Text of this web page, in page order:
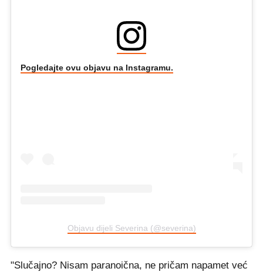
Pogledajte ovu objavu na Instagramu.
Objavu dijeli Severina (@severina)
"Slučajno? Nisam paranoična, ne pričam napamet već